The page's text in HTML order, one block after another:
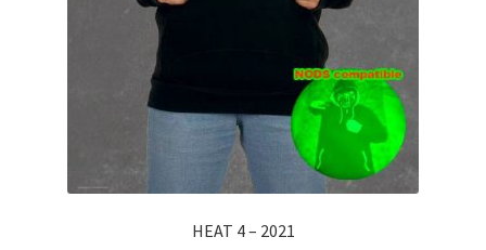
HEAT 4 – 2021